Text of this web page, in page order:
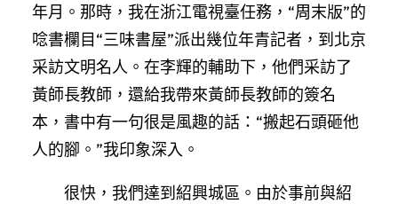
年月。那時，我在浙江電視臺任務，“周末版”的
唸書欄目“三味書屋”派出幾位年青記者，到北京
采訪文明名人。在李輝的輔助下，他們采訪了
黃師長教師，還給我帶來黃師長教師的簽名
本，書中有一句很是風趣的話：“搬起石頭砸他
人的腳。”我印象深入。
很快，我們達到紹興城區。由於事前與紹